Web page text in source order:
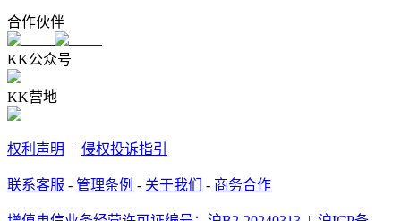
合作伙伴
KK公众号
KK营地
权利声明 | 侵权投诉指引
联系客服 - 管理条例 - 关于我们 - 商务合作